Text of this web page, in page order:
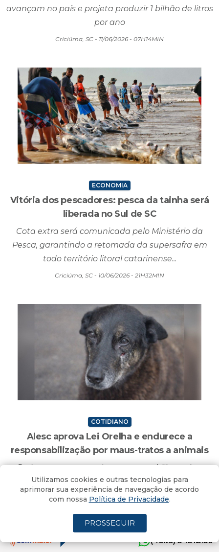
avançam no país e projeta produzir 1 bilhão de litros
por ano
Criciúma, SC - 11/06/2026 - 07H14MIN
ECONOMIA
Vitória dos pescadores: pesca da tainha será
liberada no Sul de SC
Cota extra será comunicada pelo Ministério da
Pesca, garantindo a retomada da supersafra em
todo território litoral catarinense...
Criciúma, SC - 10/06/2026 - 21H32MIN
COTIDIANO
Alesc aprova Lei Orelha e endurece a
responsabilização por maus-tratos a animais
Projeto aumenta multas, responsabiliza pais e
responsáveis por atos cometidos por menores e
segue agora para sanção do governador
(4oito) 3431.5150
Utilizamos cookies e outras tecnologias para
aprimorar sua experiência de navegação de acordo
com nossa Política de Privacidade.
PROSSEGUIR